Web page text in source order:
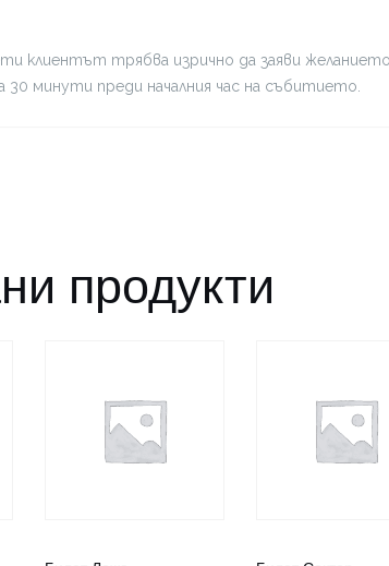
клиентът трябва изрично да заяви
30 минути преди началния час на събитието.
продукти